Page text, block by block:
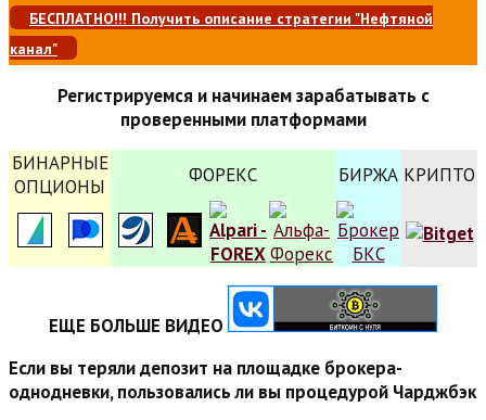
БЕСПЛАТНО!!! Получить описание стратегии "Нефтяной
канал"
Регистрируемся и начинаем зарабатывать с
проверенными платформами
БИНАРНЫЕ
ОПЦИОНЫ
ФОРЕКС БИРЖА КРИПТО
ЕЩЕ БОЛЬШЕ ВИДЕО
Если вы теряли депозит на площадке брокера-
однодневки, пользовались ли вы процедурой Чарджбэк